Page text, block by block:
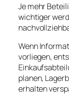
Je mehr
wichtiger
Wenn
vorliegen,
planen,
erhalten